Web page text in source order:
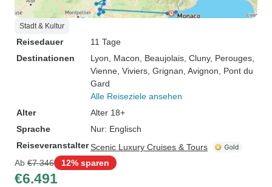
Stadt & Kultur
Reisedauer
11 Tage
Destinationen
Lyon , Macon , Beaujolais , Cluny, Perouges
Vienne , Viviers , Grignan , Avignon , Pont du
Gard
Alle Reiseziele ansehen
Alter
Alter 18+
Sprache
Nur: Englisch
ReiseveranstalterScenic Luxury Cruises & Tours
Ab €7.346 12% sparen
€6.491